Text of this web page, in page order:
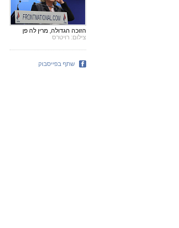
הזוכה הגדולה, מרין לה פן
צילום: רויטרס
שתף בפייסבוק